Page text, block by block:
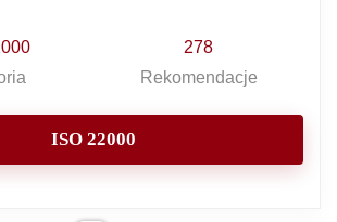
278
Rekomendacje
ISO 22000